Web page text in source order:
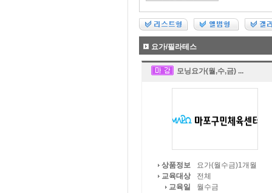
요가/필라테스
모닝요가(월,수,금) ...
상품정보
요가(월수금)1개월
교육대상
전체
교육일
월수금